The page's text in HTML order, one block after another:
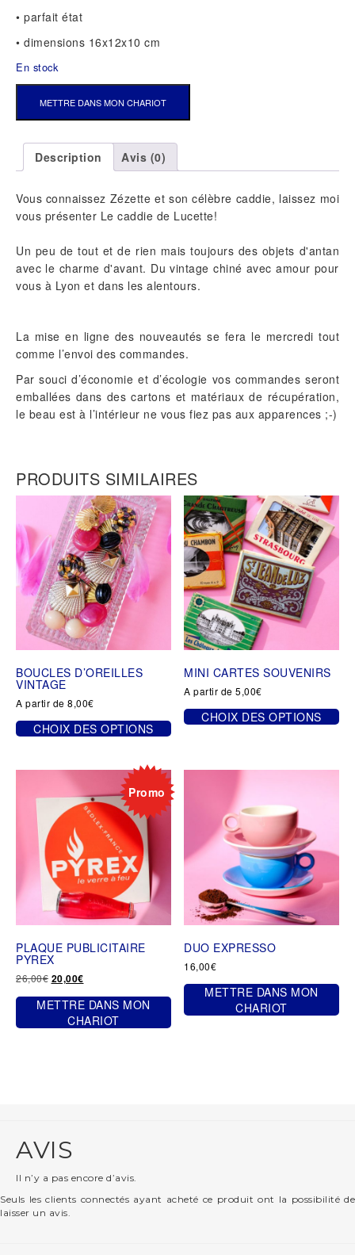
• parfait état
• dimensions 16x12x10 cm
En stock
FLEURS
METTRE DANS MON CHARIOT
Description Avis (0)
Vous connaissez Zézette et son célèbre caddie, laissez moi
vous présenter Le caddie de Lucette!
Un peu de tout et de rien mais toujours des objets d'antan
avec le charme d'avant. Du vintage chiné avec amour pour
vous à Lyon et dans les alentours.
La mise en ligne des nouveautés se fera le mercredi tout
comme l’envoi des commandes.
Par souci d’économie et d’écologie vos commandes seront
emballées dans des cartons et matériaux de récupération,
le beau est à l’intérieur ne vous fiez pas aux apparences ;-)
PRODUITS SIMILAIRES
BOUCLES D’OREILLES
VINTAGE
A partir de 8,00€
CHOIX DES OPTIONS
variations.
options
peuvent
choisies
sur
du
produit
MINI CARTES SOUVENIRS
A partir de5,00€
CHOIX DES OPTIONS
variations.
options
peuvent
être
choisies
sur
la
page
produit
Promo
PLAQUE PUBLICITAIRE
PYREX
26,00€ Le
initial
était :
26,00€.
20,00€Le
actuel
est :
20,00€.
METTRE DANS MON
CHARIOT
DUO EXPRESSO
16,00€
METTRE DANS MON
CHARIOT
AVIS
Il n’y a pas encore d’avis.
Seuls les clients connectés ayant acheté ce produit ont la possibilité de
laisser un avis.